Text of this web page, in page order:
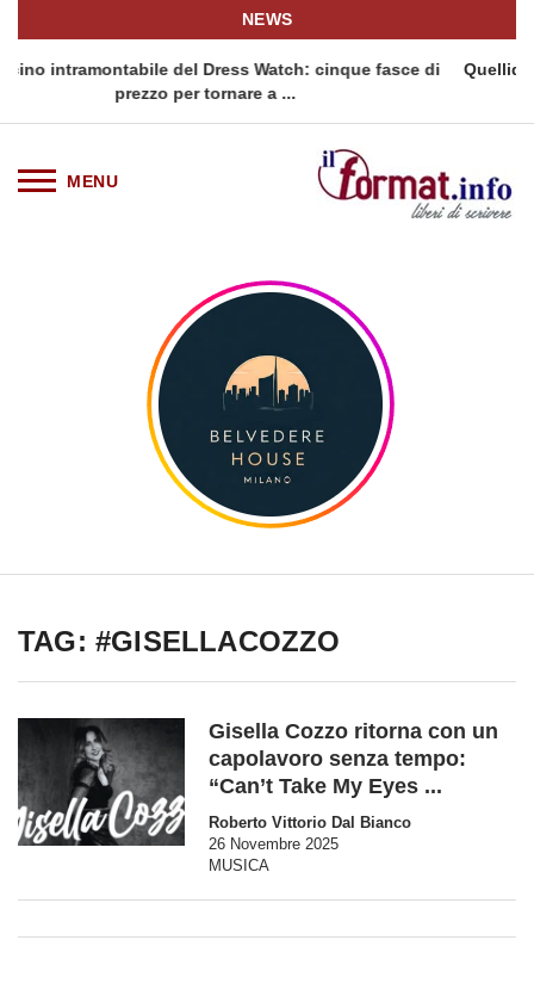
NEWS
Watch: cinque fasce di
Quellidipiazzaaffari lancia un
TAG: #GISELLACOZZO
Gisella Cozzo ritorna con un
capolavoro senza tempo:
“Can’t Take My Eyes ...
Roberto Vittorio Dal Bianco
26 Novembre 2025
MUSICA